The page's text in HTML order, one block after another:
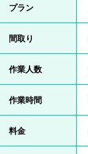
プラン
間取り
作業人数
作業時間
料金